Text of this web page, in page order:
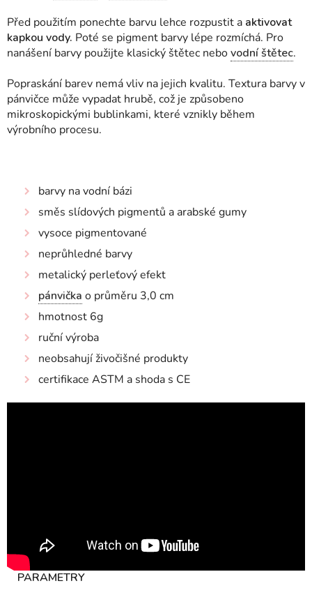
Před použitím ponechte barvu lehce rozpustit a aktivovat
kapkou vody. Poté se pigment barvy lépe rozmíchá. Pro
nanášení barvy použijte klasický štětec nebovodní štětec.
Popraskání barev nemá vliv na jejich kvalitu. Textura barvy v
pánvičce může vypadat hrubě, což je způsobeno
mikroskopickými bublinkami, které vznikly během
výrobního procesu.
barvy na vodní bázi
směs slídových pigmentů a arabské gumy
vysoce pigmentované
neprůhledné barvy
metalický perleťový efekt
pánvička o průměru 3,0 cm
hmotnost 6g
ruční výroba
neobsahují živočišné produkty
certifikace ASTM a shoda s CE